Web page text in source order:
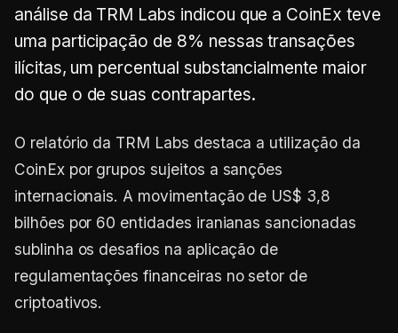
análise da TRM Labs indicou que a CoinEx teve
uma participação de 8% nessas transações
ilícitas, um percentual substancialmente maior
do que o de suas contrapartes.
O relatório da TRM Labs destaca a utilização da
CoinEx por grupos sujeitos a sanções
internacionais. A movimentação de US$ 3,8
bilhões por 60 entidades iranianas sancionadas
sublinha os desafios na aplicação de
regulamentações financeiras no setor de
criptoativos.